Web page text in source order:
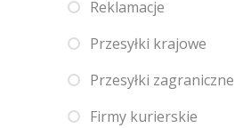
Reklamacje
Przesyłki krajowe
Przesyłki zagraniczne
Firmy kurierskie